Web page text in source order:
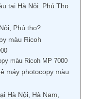
tại Hà Nội. Phú Thọ
Phú thọ?
màu Ricoh
màu Ricoh MP 7000
máy photocopy màu
Hà Nội, Hà Nam,